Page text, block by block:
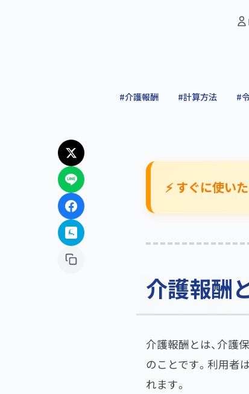
#介護報酬 #計算方法 #
⚡ すぐに使い
介護報酬
介護報酬とは、介護
のことです。利用者
れます。